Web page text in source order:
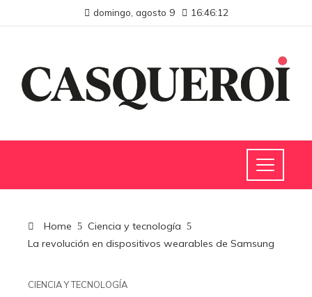
domingo, agosto 9 16:46:13
Home
Ciencia y tecnología
La revolución en dispositivos wearables de Samsung
CIENCIA Y TECNOLOGÍA